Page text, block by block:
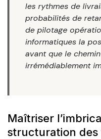
les rythmes de
probabilités de
de pilotage
informatiques la
avant que le
irrémédiablement
Maîtriser
structuration des